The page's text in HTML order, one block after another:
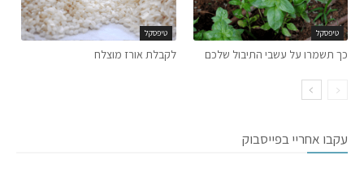
טיפסקל
כך תשמרו על עשבי התיבול שלכם
טיפסקל
לקבלת אורז מוצלח
עקבו אחריי בפייסבוק